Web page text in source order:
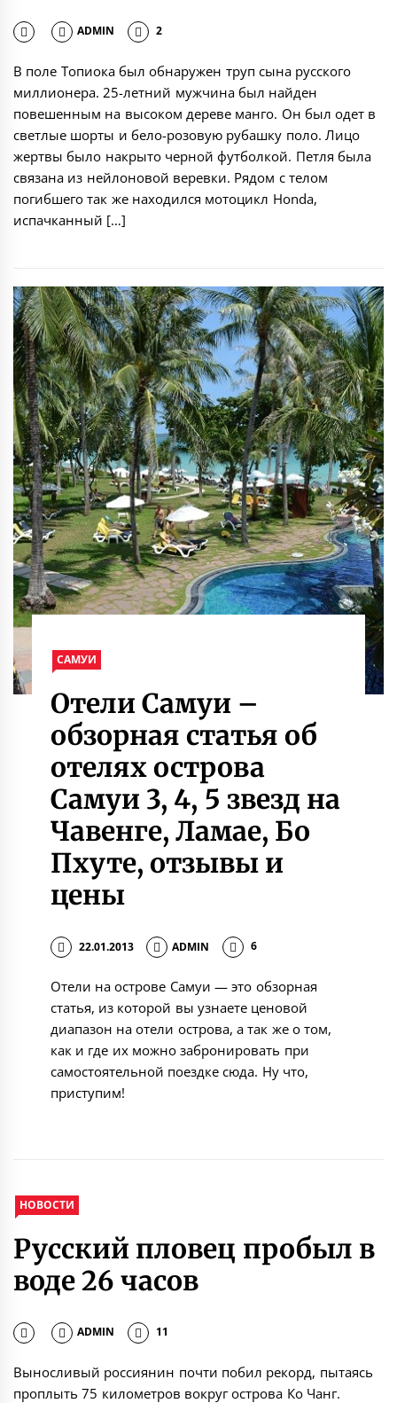
ADMIN 2
В поле Топиока был обнаружен труп сына русского
миллионера. 25-летний мужчина был найден
повешенным на высоком дереве манго. Он был одет в
светлые шорты и бело-розовую рубашку поло. Лицо
жертвы было накрыто черной футболкой. Петля была
связана из нейлоновой веревки. Рядом с телом
погибшего так же находился мотоцикл Honda,
испачканный […]
САМУИ
Отели Самуи –
обзорная статья об
отелях острова
Самуи 3, 4, 5 звезд на
Чавенге, Ламае, Бо
Пхуте, отзывы и
цены
22.01.2013 ADMIN 6
Отели на острове Самуи — это обзорная
статья, из которой вы узнаете ценовой
диапазон на отели острова, а так же о том,
как и где их можно забронировать при
самостоятельной поездке сюда. Ну что,
приступим!
НОВОСТИ
Русский пловец пробыл в
воде 26 часов
ADMIN 11
Выносливый россиянин почти побил рекорд, пытаясь
проплыть 75 километров вокруг острова Ко Чанг.